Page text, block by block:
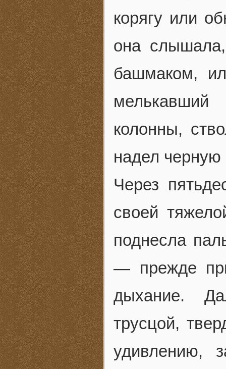
корягу или
она
башмаком,
колонны,
надел черную
Через
своей
поднесла
— прежде
дыхание.
трусцой,
удивлению,